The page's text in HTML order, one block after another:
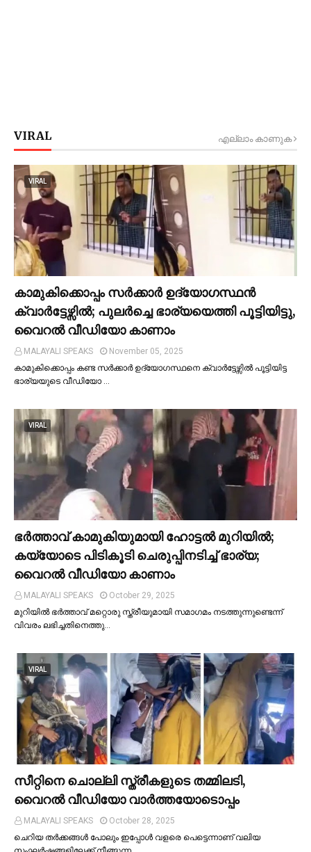
VIRAL എല്ലാം കാണുക
VIRAL
കാമുകിക്കൊപ്പം സര്‍ക്കാര്‍ ഉദ്യോഗസ്ഥൻ
ക്വാര്‍ട്ടേഴ്സില്‍; പുലര്‍ച്ചെ ഭാര്യയെത്തി പൂട്ടിയിട്ടു,
വൈറല്‍ വീഡിയോ കാണാം
MALAYALI SPEAKS
November 05, 2025
കാമുകിക്കൊപ്പം കണ്ട സർക്കാർ ഉദ്യോഗസ്ഥനെ ക്വാർട്ടേഴ്സില്‍ പൂട്ടിയിട്ട
ഭാര്യയുടെ വീഡിയോ …
VIRAL
ഭര്‍ത്താവ് കാമുകിയുമായി ഹോട്ടല്‍ മുറിയില്‍;
കയ്യോടെ പിടികൂടി ചെരുപ്പിനടിച്ച്‌ ഭാര്യ;
വൈറൽ വീഡിയോ കാണാം
MALAYALI SPEAKS
October 29, 2025
മുറിയില്‍ ഭർത്താവ് മറ്റൊരു സ്ത്രീയുമായി സമാഗമം നടത്തുന്നുണ്ടെന്ന്
വിവരം ലഭിച്ചതിനെത്തു…
VIRAL
സീറ്റിനെ ചൊല്ലി സ്ത്രീകളുടെ തമ്മിലടി,
വൈറല്‍ വീഡിയോ വാർത്തയോടൊപ്പം
MALAYALI SPEAKS
October 28, 2025
ചെറിയ തര്‍ക്കങ്ങള്‍ പോലും ഇപ്പോള്‍ വളരെ പെട്ടെന്നാണ് വലിയ